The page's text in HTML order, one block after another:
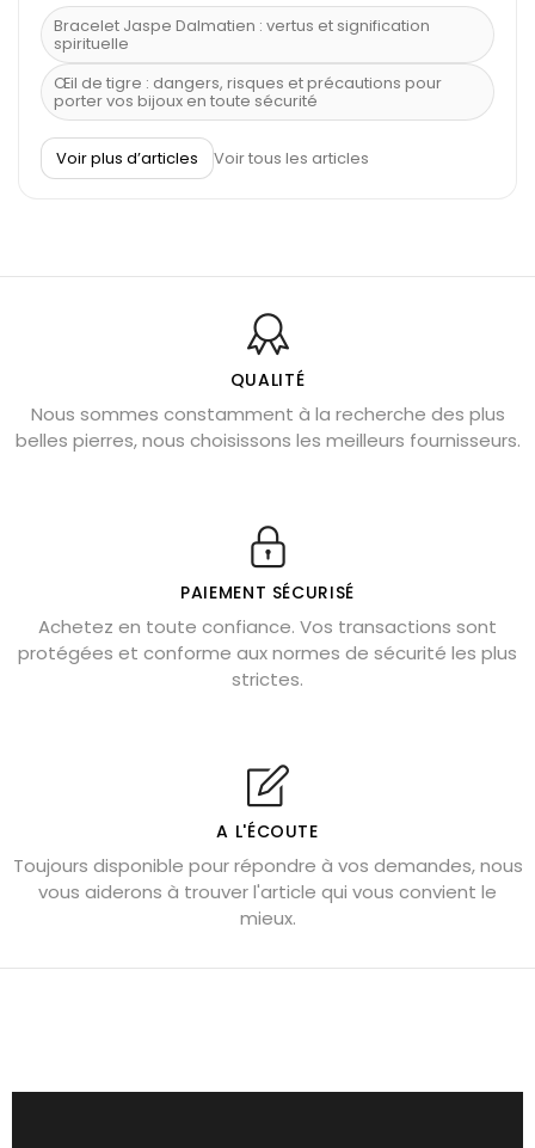
Bracelet Jaspe Dalmatien : vertus et signification
spirituelle
Œil de tigre : dangers, risques et précautions pour
porter vos bijoux en toute sécurité
À quel poignet porter un bracelet de pierre
Découvrez le scorpion et ses pierres
Bienfaits de la sélénite – pierre des anges
L’améthyste est-elle faite pour moi ?
Chrysocolle : pierre apaisante
Obsidienne dorée : vertus et signification
Véritable citrine naturelle non chauffée
Où placer la citrine dans la maison
Cornaline : propriétés magiques
Capricorne : quelles pierres choisir
Shungite : purification et protection
Bagues en labradorite argent 925
Lapis lazuli : propriétés et précautions
Citrine : propriétés magiques
Aigue-marine : propriétés et couleurs
Pierres pour attirer l’amour
Voir plus d’articles Voir tous les articles
QUALITÉ
Nous sommes constamment à la recherche des plus
belles pierres, nous choisissons les meilleurs fournisseurs.
PAIEMENT SÉCURISÉ
Achetez en toute confiance. Vos transactions sont
protégées et conforme aux normes de sécurité les plus
strictes.
A L'ÉCOUTE
Toujours disponible pour répondre à vos demandes, nous
vous aiderons à trouver l'article qui vous convient le
mieux.